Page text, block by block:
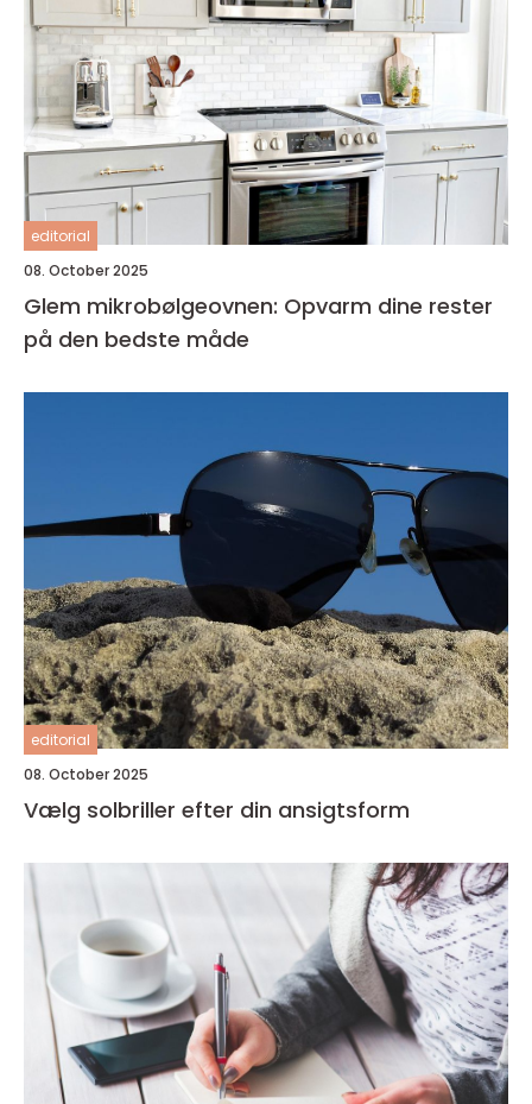
editorial
08. October 2025
Glem mikrobølgeovnen: Opvarm dine rester
på den bedste måde
editorial
08. October 2025
Vælg solbriller efter din ansigtsform